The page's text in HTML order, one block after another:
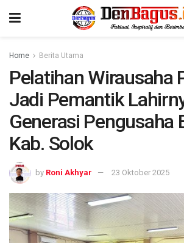
Home Berita Utama
Pelatihan Wirausaha
Jadi Pemantik
Generasi Pengusaha
Kab. Solok
by Roni Akhyar 23 Oktober 2025